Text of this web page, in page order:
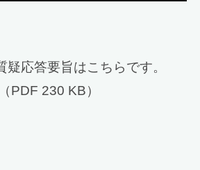
疑応答要旨はこちらです。
（PDF 230 KB）